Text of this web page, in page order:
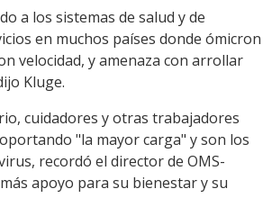
a los sistemas de salud y de
en muchos países donde ómicron
velocidad, y amenaza con arrollar
Kluge.
cuidadores y otras trabajadores
"la mayor carga" y son los
recordó el director de OMS-
apoyo para su bienestar y su